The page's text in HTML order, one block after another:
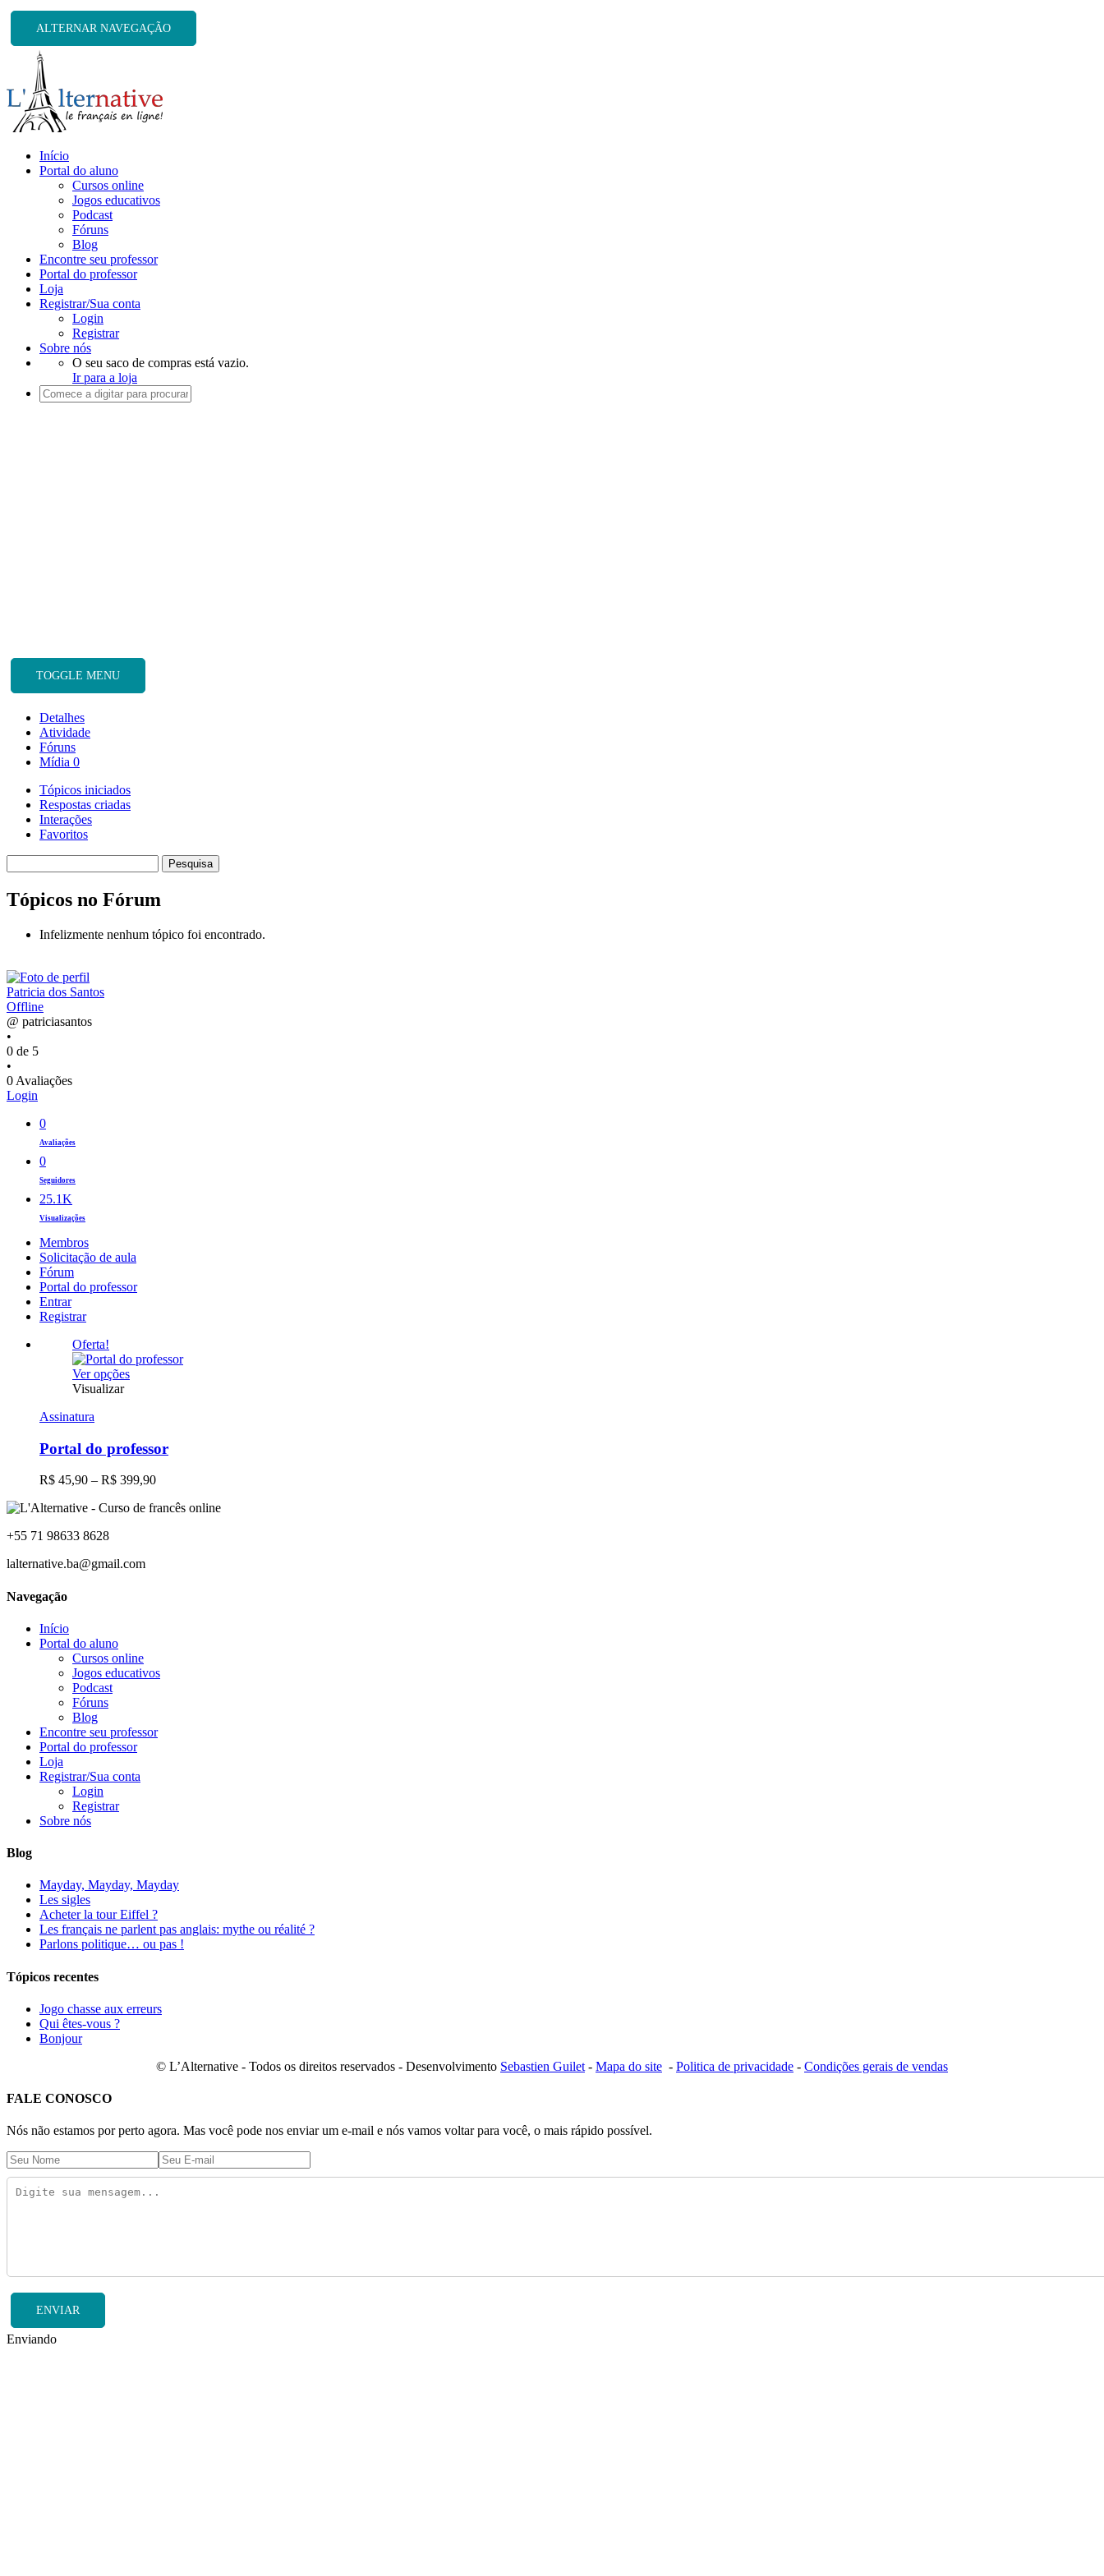
ALTERNAR NAVEGAÇÃO
Início
Portal do aluno
Cursos online
Jogos educativos
Podcast
Fóruns
Blog
Encontre seu professor
Portal do professor
Loja
Registrar/Sua conta
Login
Registrar
Sobre nós
O seu saco de compras está vazio.
Ir para a loja
TOGGLE MENU
Detalhes
Atividade
Fóruns
Mídia 0
Tópicos iniciados
Respostas criadas
Interações
Favoritos
tópicos:
Tópicos no Fórum
Infelizmente nenhum tópico foi encontrado.
Patricia dos Santos
Offline
@ patriciasantos
•
0 de 5
•
0 Avaliações
Login
0
Avaliações
0
Seguidores
25.1K
Visualizações
Membros
Solicitação de aula
Fórum
Portal do professor
Entrar
Registrar
Oferta!
Ver opçõesEste
As
podem
escolhidas
produto
Visualizar
Assinatura
Portal do professor
R$ 45,90 – R$ 399,90Faixa
preço:
+55 71 98633 8628
lalternative.ba@gmail.com
Navegação
Início
Portal do aluno
Cursos online
Jogos educativos
Podcast
Fóruns
Blog
Encontre seu professor
Portal do professor
Loja
Registrar/Sua conta
Login
Registrar
Sobre nós
Blog
Mayday, Mayday, Mayday
Les sigles
Acheter la tour Eiffel ?
Les français ne parlent pas anglais: mythe ou réalité ?
Parlons politique… ou pas !
Tópicos recentes
Jogo chasse aux erreurs
Qui êtes-vous ?
Bonjour
© L’Alternative - Todos os direitos reservados - Desenvolvimento Sebastien Guilet - Mapa do site - Politica de privacidade - Condições gerais de vendas
FALE CONOSCO
Nós não estamos por perto agora. Mas você pode nos enviar um e-mail e nós vamos voltar para você, o mais rápido possível.
ENVIAR
Enviando